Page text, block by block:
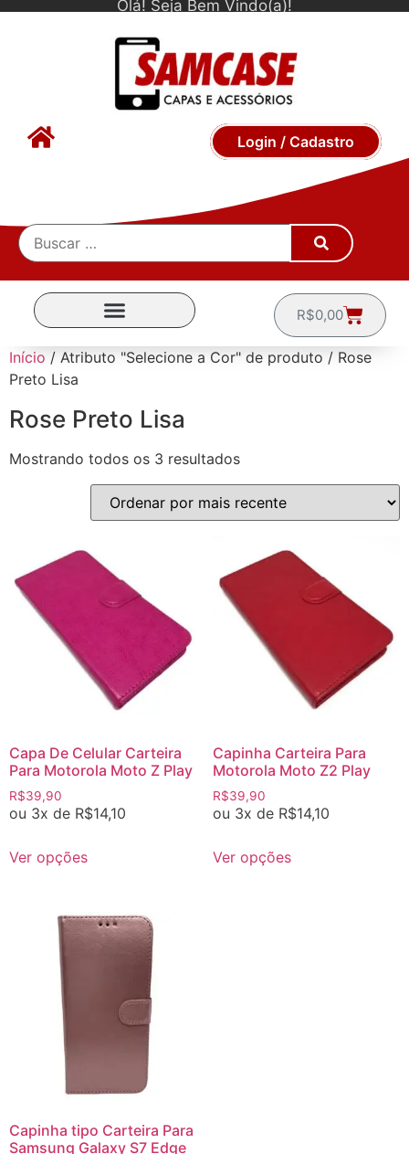
Olá! Seja Bem Vindo(a)!
Login / Cadastro
R$0,00
Início / Atributo "Selecione a Cor" de produto / Rose
Preto Lisa
Rose Preto Lisa
Mostrando todos os 3 resultados
Capa De Celular Carteira
Para Motorola Moto Z Play
R$39,90
ou 3x de R$14,10
Ver opções
Capinha Carteira Para
Motorola Moto Z2 Play
R$39,90
ou 3x de R$14,10
Ver opções
Capinha tipo Carteira Para
Samsung Galaxy S7 Edge